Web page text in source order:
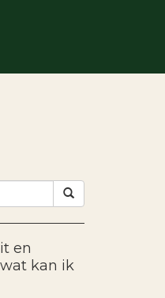
en
kan ik